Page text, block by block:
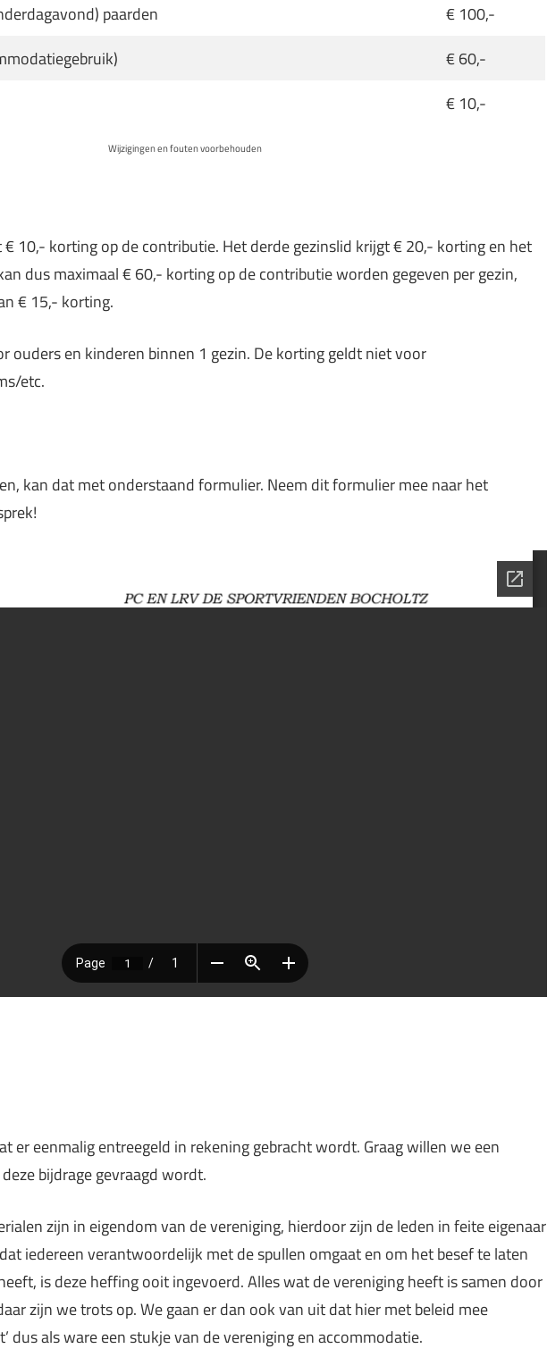
paarden
€ 100,-
€ 60,-
€ 10,-
Wijzigingen en fouten voorbehouden
10,- korting op de contributie. Het derde gezinslid krijgt € 20,- korting en het
dus maximaal € 60,- korting op de contributie worden gegeven per gezin,
€ 15,- korting.
ouders en kinderen binnen 1 gezin. De korting geldt niet voor
etc.
kan dat met onderstaand formulier. Neem dit formulier mee naar het
er eenmalig entreegeld in rekening gebracht wordt. Graag willen we een
bijdrage gevraagd wordt.
zijn in eigendom van de vereniging, hierdoor zijn de leden in feite eigenaar
iedereen verantwoordelijk met de spullen omgaat en om het besef te laten
is deze heffing ooit ingevoerd. Alles wat de vereniging heeft is samen door
zijn we trots op. We gaan er dan ook van uit dat hier met beleid mee
dus als ware een stukje van de vereniging en accommodatie.